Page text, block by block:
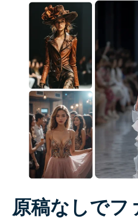
原稿なしでフ